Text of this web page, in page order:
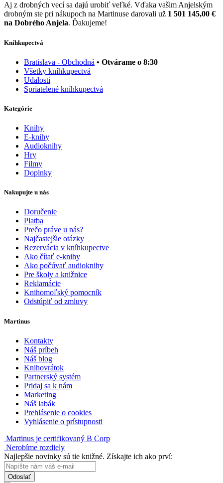
Aj z drobných vecí sa dajú urobiť veľké. Vďaka vašim Anjelským
drobným ste pri nákupoch na Martinuse darovali už 1 501 145,00 €
na Dobrého Anjela. Ďakujeme!
Kníhkupectvá
Bratislava - Obchodná • Otvárame o 8:30
Všetky kníhkupectvá
Udalosti
Spriatelené kníhkupectvá
Kategórie
Knihy
E-knihy
Audioknihy
Hry
Filmy
Doplnky
Nakupujte u nás
Doručenie
Platba
Prečo práve u nás?
Najčastejšie otázky
Rezervácia v kníhkupectve
Ako čítať e-knihy
Ako počúvať audioknihy
Pre školy a knižnice
Reklamácie
Knihomoľský pomocník
Odstúpiť od zmluvy
Martinus
Kontakty
Náš príbeh
Náš blog
Knihovrátok
Partnerský systém
Pridaj sa k nám
Marketing
Náš labák
Prehlásenie o cookies
Vyhlásenie o prístupnosti
Martinus je certifikovaný B Corp
Nerobíme rozdiely
Najlepšie novinky sú tie knižné. Získajte ich ako prví:
Odoslať